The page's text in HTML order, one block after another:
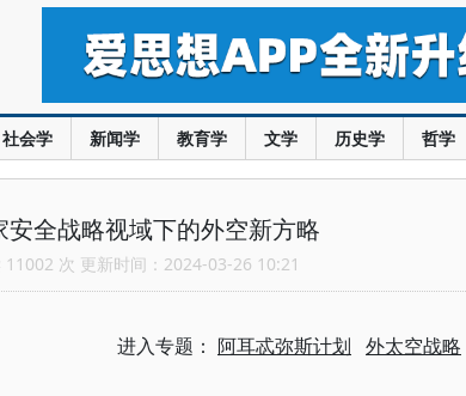
社会学 新闻学 教育学 文学 历史学 哲学
全战略视域下的外空新方略
次 更新时间：2024-03-26 10:21
进入专题： 阿耳忒弥斯计划 外太空战略